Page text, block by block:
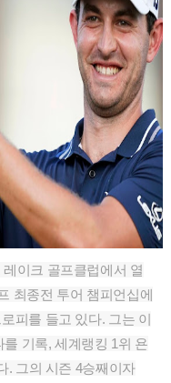
이크 골프클럽에서 열
최종전 투어 챔피언십에
피를 들고 있다. 그는 이
기록, 세계랭킹 1위 욘
. 그의 시즌 4승째이자